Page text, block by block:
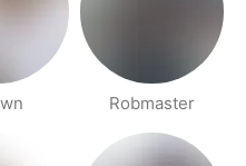
Robmaster